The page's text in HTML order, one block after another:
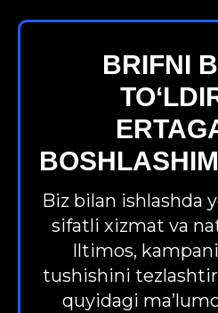
BRIFNI
Biz bilan ishlashda
sifatli xizmat va
Iltimos,
tushishini
quyidagi